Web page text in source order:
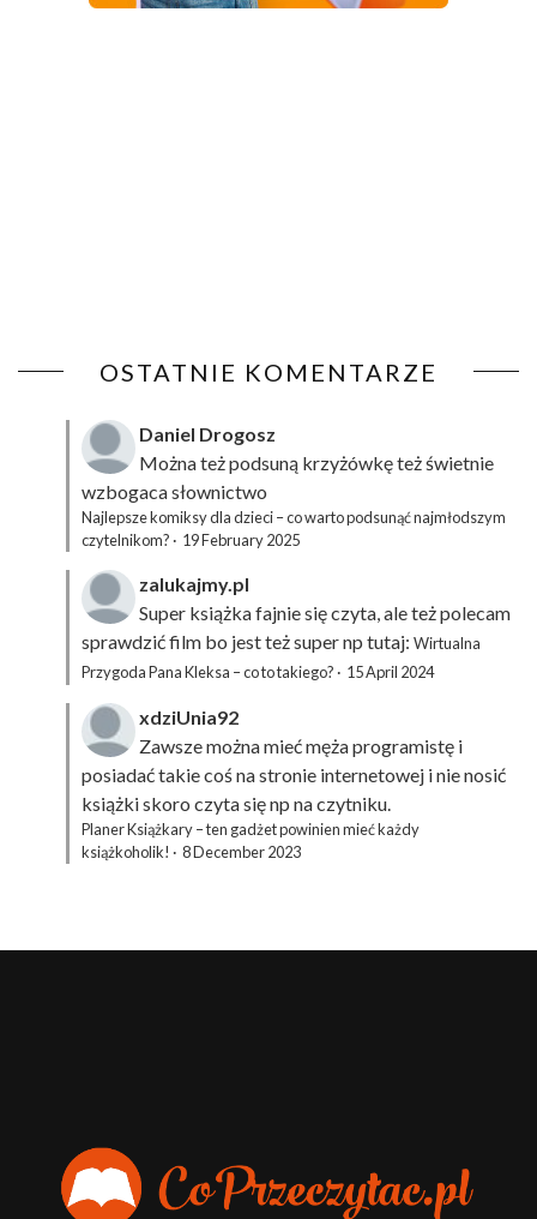
OSTATNIE KOMENTARZE
Daniel Drogosz
Można też podsuną krzyżówkęteż świetnie
wzbogaca słownictwo
Najlepsze komiksy dla dzieci – co warto podsunąć najmłodszym
czytelnikom? · 19 February 2025
zalukajmy.pl
Super książka fajnie się czyta, ale też polecam
sprawdzić film bo jest też super np tutaj: Wirtualna
Przygoda Pana Kleksa – co to takiego? · 15 April 2024
xdziUnia92
Zawsze można mieć męża programistę i
posiadać takie coś na stronie internetowej i nie nosić
książki skoro czyta się np na czytniku.
Planer Książkary – ten gadżet powinien mieć każdy
książkoholik! · 8 December 2023